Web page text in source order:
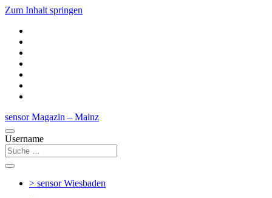
Zum Inhalt springen
sensor Magazin – Mainz
Username
> sensorWiesbaden